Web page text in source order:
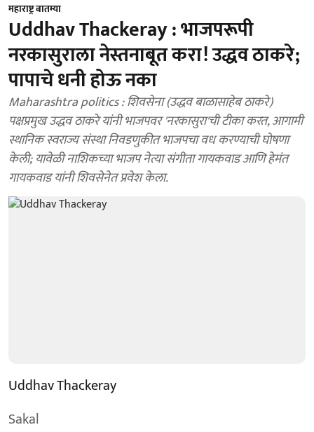
महाराष्ट्र बातम्या
Uddhav Thackeray : भाजपरूपी
नरकासुराला नेस्तनाबूत करा! उद्धव ठाकरे;
पापाचे धनी होऊ नका
Maharashtra politics : शिवसेना (उद्धव बाळासाहेब ठाकरे)
पक्षप्रमुख उद्धव ठाकरे यांनी भाजपवर 'नरकासुरा'ची टीका करत, आगामी
स्थानिक स्वराज्य संस्था निवडणुकीत भाजपचा वध करण्याची घोषणा
केली; यावेळी नाशिकच्या भाजप नेत्या संगीता गायकवाड आणि हेमंत
गायकवाड यांनी शिवसेनेत प्रवेश केला.
Uddhav Thackeray
Sakal